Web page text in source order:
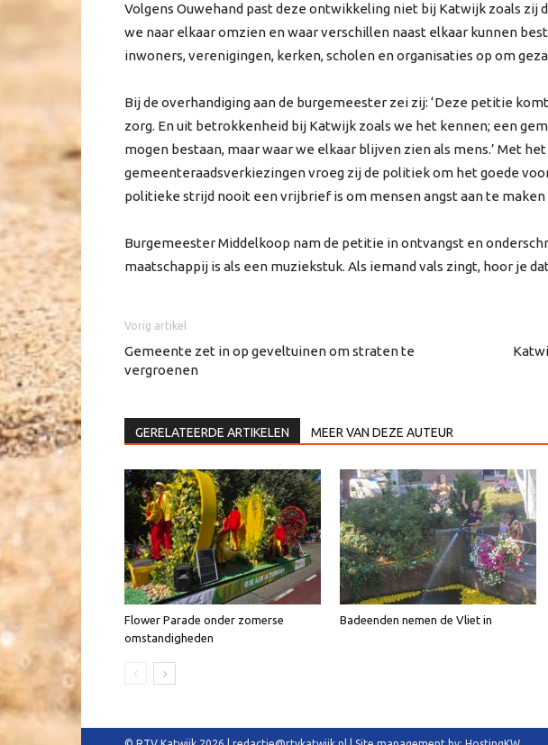
Volgens Ouwehand past deze ontwikkeling niet bij Katwijk zoals zij
we naar elkaar omzien en waar verschillen naast elkaar kunnen
inwoners, verenigingen, kerken, scholen en organisaties op om
Bij de overhandiging aan de burgemeester zei zij: ‘Deze petitie
zorg. En uit betrokkenheid bij Katwijk zoals we het kennen; een
mogen bestaan, maar waar we elkaar blijven zien als mens.’ Met
gemeenteraadsverkiezingen vroeg zij de politiek om het goede
politieke strijd nooit een vrijbrief is om mensen angst aan te maken
Burgemeester Middelkoop nam de petitie in ontvangst en
maatschappij is als een muziekstuk. Als iemand vals zingt, hoor je
Vorig artikel
Gemeente zet in op geveltuinen om straten te
vergroenen
GERELATEERDE ARTIKELEN MEER VAN DEZE AUTEUR
Flower Parade onder zomerse
omstandigheden
Badeenden nemen de Vliet in